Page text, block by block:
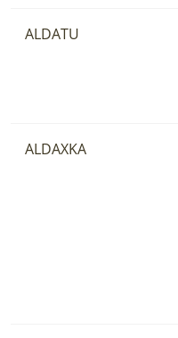
ALDATU
ALDAXKA